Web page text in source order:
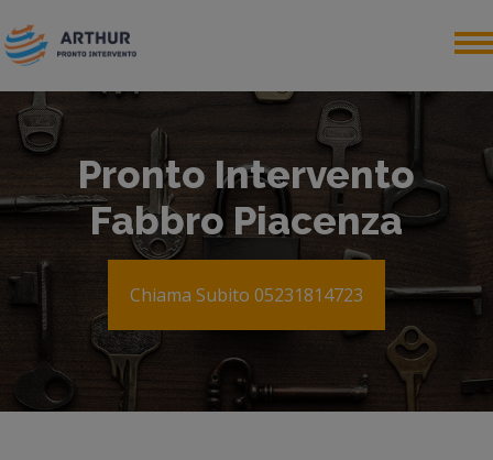
Pronto Intervento
Fabbro Piacenza
Chiama Subito 05231814723